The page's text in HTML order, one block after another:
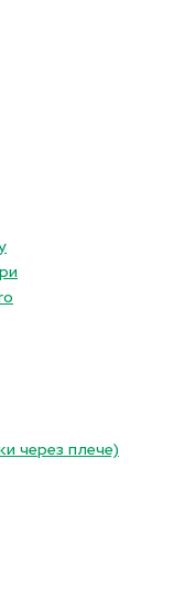
через плече)